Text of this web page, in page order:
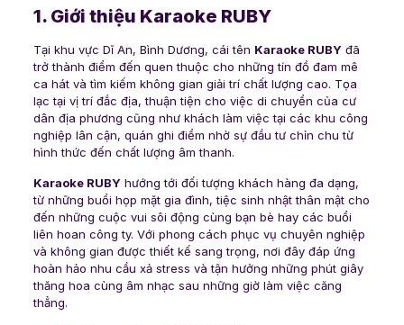
1. Giới thiệu Karaoke RUBY
Tại khu vực Dĩ An, Bình Dương, cái tên Karaoke RUBYđã
trở thành điểm đến quen thuộc cho những tín đồ đam mê
ca hát và tìm kiếm không gian giải trí chất lượng cao. Tọa
lạc tại vị trí đắc địa, thuận tiện cho việc di chuyển của cư
dân địa phương cũng như khách làm việc tại các khu công
nghiệp lân cận, quán ghi điểm nhờ sự đầu tư chỉn chu từ
hình thức đến chất lượng âm thanh.
Karaoke RUBYhướng tới đối tượng khách hàng đa dạng,
từ những buổi họp mặt gia đình, tiệc sinh nhật thân mật cho
đến những cuộc vui sôi động cùng bạn bè hay các buổi
liên hoan công ty. Với phong cách phục vụ chuyên nghiệp
và không gian được thiết kế sang trọng, nơi đây đáp ứng
hoàn hảo nhu cầu xả stress và tận hưởng những phút giây
thăng hoa cùng âm nhạc sau những giờ làm việc căng
thẳng.